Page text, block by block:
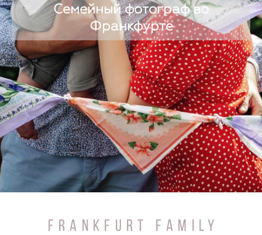
Семейный фотограф во
Франкфурте
FRANKFURT FAMILY